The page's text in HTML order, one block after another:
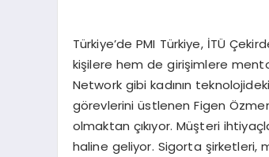
Türkiye’de PMI Türkiye, İTÜ
kişilere hem de girişimlere
Network gibi kadının
görevlerini üstlenen Figen
olmaktan çıkıyor. Müşteri
haline geliyor. Sigorta şirketleri,